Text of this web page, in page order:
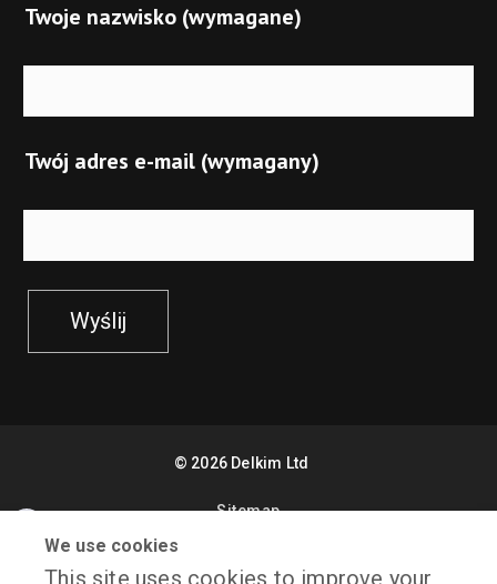
Twoje nazwisko (wymagane)
Twój adres e-mail (wymagany)
Wyślij
© 2026 Delkim Ltd
Sitemap
Website Design by Freetimers
Facebook
X
We use cookies
This site uses cookies to improve your